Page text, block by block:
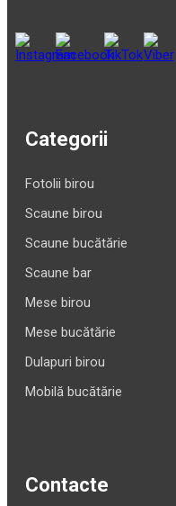
Categorii
Fotolii birou
Scaune birou
Scaune bucătărie
Scaune bar
Mese birou
Mese bucătărie
Dulapuri birou
Mobilă bucătărie
Contacte